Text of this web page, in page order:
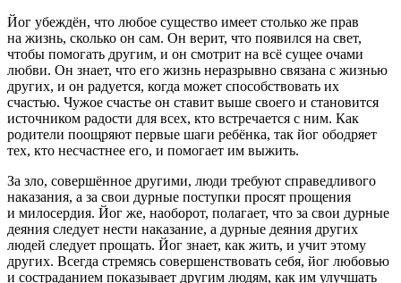
Йог убеждён, что любое существо имеет столько же прав
на жизнь, сколько он сам. Он верит, что появился на свет,
чтобы помогать другим, и он смотрит на всё сущее очами
любви. Он знает, что его жизнь неразрывно связана с жизнью
других, и он радуется, когда может способствовать их
счастью. Чужое счастье он ставит выше своего и становится
источником радости для всех, кто встречается с ним. Как
родители поощряют первые шаги ребёнка, так йог ободряет
тех, кто несчастнее его, и помогает им выжить.
За зло, совершённое другими, люди требуют справедливого
наказания, а за свои дурные поступки просят прощения
и милосердия. Йог же, наоборот, полагает, что за свои дурные
деяния следует нести наказание, а дурные деяния других
людей следует прощать. Йог знает, как жить, и учит этому
других. Всегда стремясь совершенствовать себя, йог любовью
и состраданием показывает другим людям, как им улучшать